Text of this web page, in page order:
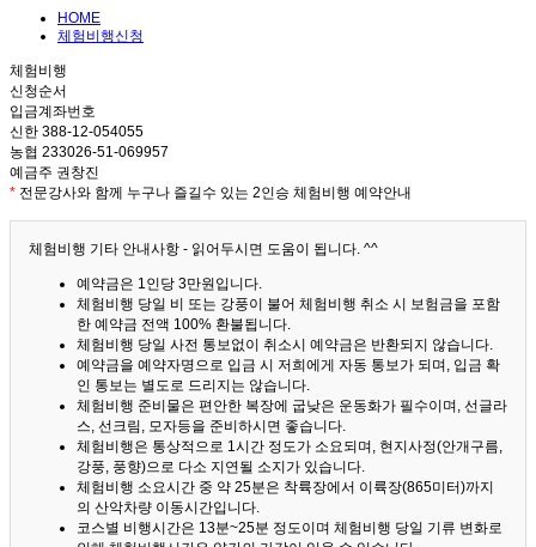
HOME
체험비행신청
체험비행
신청순서
입금계좌번호
신한 388-12-054055
농협 233026-51-069957
예금주 권창진
* 전문강사와 함께 누구나 즐길수 있는 2인승 체험비행 예약안내
체험비행 기타 안내사항 - 읽어두시면 도움이 됩니다. ^^
예약금은 1인당 3만원입니다.
체험비행 당일 비 또는 강풍이 불어 체험비행 취소 시 보험금을 포함
한 예약금 전액 100% 환불됩니다.
체험비행 당일 사전 통보없이 취소시 예약금은 반환되지 않습니다.
예약금을 예약자명으로 입금 시 저희에게 자동 통보가 되며, 입금 확
인 통보는 별도로 드리지는 않습니다.
체험비행 준비물은 편안한 복장에 굽낮은 운동화가 필수이며, 선글라
스, 선크림, 모자등을 준비하시면 좋습니다.
체험비행은 통상적으로 1시간 정도가 소요되며, 현지사정(안개구름,
강풍, 풍향)으로 다소 지연될 소지가 있습니다.
체험비행 소요시간 중 약 25분은 착륙장에서 이륙장(865미터)까지
의 산악차량 이동시간입니다.
코스별 비행시간은 13분~25분 정도이며 체험비행 당일 기류 변화로